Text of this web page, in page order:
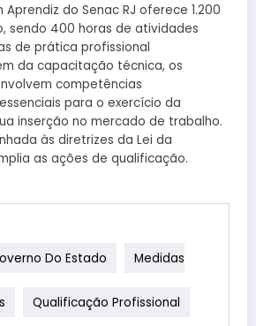
do Senac RJ oferece 1.200
sendo 400 horas de atividades
de prática profissional
da capacitação técnica, os
competências
para o exercício da
inserção no mercado de trabalho.
às diretrizes da Lei da
as ações de qualificação.
Do Estado Medidas
Qualificação Profissional